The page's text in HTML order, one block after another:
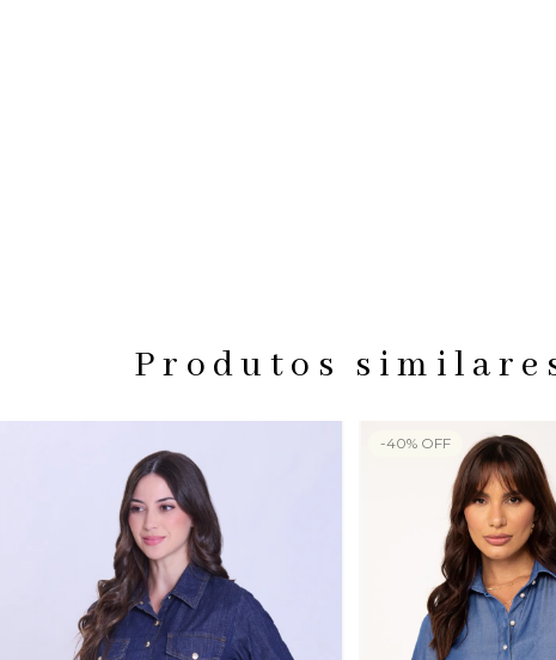
Produtos
-40% OFF